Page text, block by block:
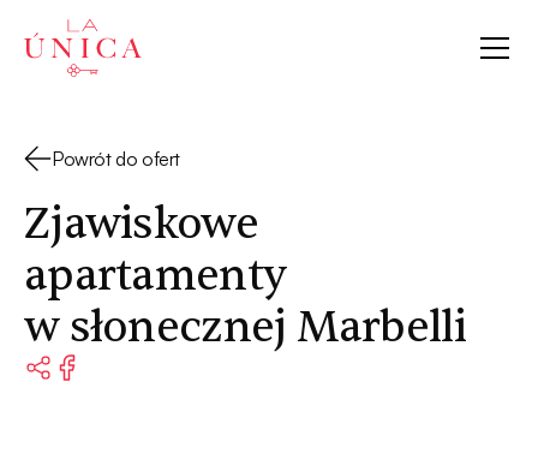
La Única
Powrót do ofert
Zjawiskowe
apartamenty
w słonecznej Marbelli